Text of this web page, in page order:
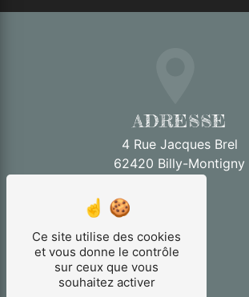
ADRESSE
4 Rue Jacques Brel
62420 Billy-Montigny
Ce site utilise des cookies
et vous donne le contrôle
sur ceux que vous
souhaitez activer